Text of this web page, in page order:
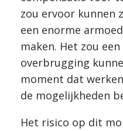
zou ervoor kunnen
een enorme
maken. Het zou
overbrugging
moment dat
de mogelijkheden
Het risico op dit